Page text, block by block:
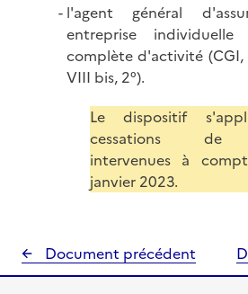
l'agent général
entreprise
complète d'activité
VIII bis, 2°).
Le dispositif
cessations de
intervenues à
janvier 2023.
Document précédent